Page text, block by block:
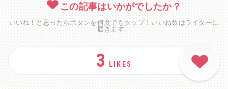
この記事はいかがでしたか？
いいね！と思ったらボタンを何度でもタップ！いいね数はライターに
届きます。
3 LIKES